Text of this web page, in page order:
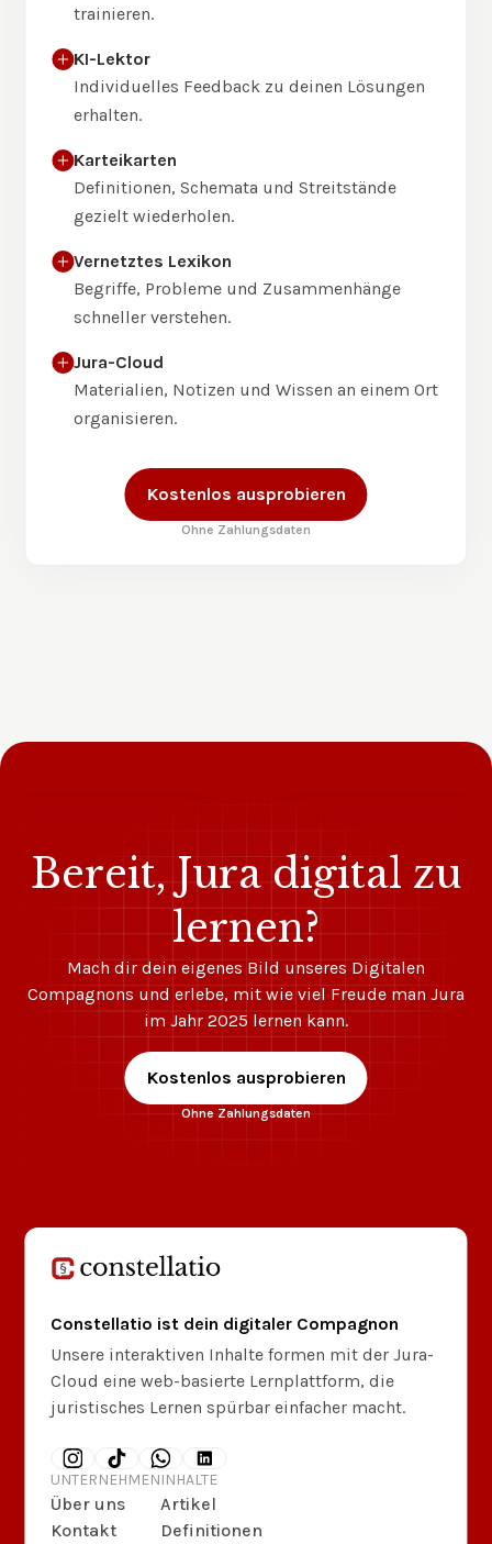
trainieren.
KI-Lektor
Individuelles Feedback zu deinen Lösungen
erhalten.
Karteikarten
Definitionen, Schemata und Streitstände
gezielt wiederholen.
Vernetztes Lexikon
Begriffe, Probleme und Zusammenhänge
schneller verstehen.
Jura-Cloud
Materialien, Notizen und Wissen an einem Ort
organisieren.
Kostenlos ausprobieren
Ohne Zahlungsdaten
Bereit, Jura digital zu
lernen?
Mach dir dein eigenes Bild unseres Digitalen
Compagnons und erlebe, mit wie viel Freude man Jura
im Jahr 2025 lernen kann.
Kostenlos ausprobieren
Ohne Zahlungsdaten
Constellatio ist dein digitaler Compagnon
Unsere interaktiven Inhalte formen mit der Jura-
Cloud eine web-basierte Lernplattform, die
juristisches Lernen spürbar einfacher macht.
UNTERNEHMEN
Über uns
Kontakt
INHALTE
Artikel
Definitionen